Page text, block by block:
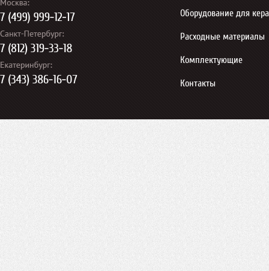
Оборудование для
Расходные материалы
Комплектующие
Контакты